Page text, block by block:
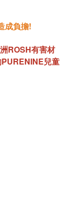
成負擔!
ROSH有害材
兒童